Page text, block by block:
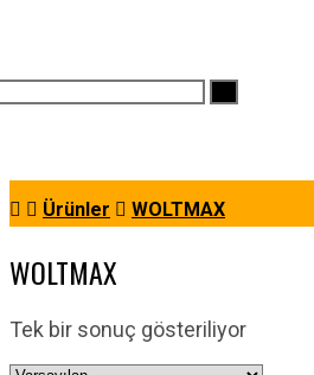
Ürünler WOLTMAX
WOLTMAX
Tek bir sonuç gösteriliyor